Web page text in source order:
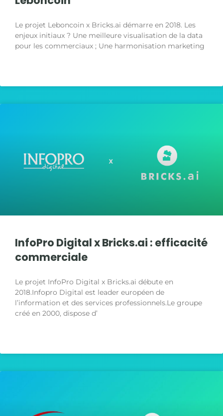
Le projet Leboncoin x Bricks.ai démarre en 2018. Les
enjeux initiaux ? Une meilleure visualisation de la data
pour les commerciaux ; Une harmonisation marketing
InfoPro Digital x Bricks.ai : efficacité
commerciale
Le projet InfoPro Digital x Bricks.ai débute en
2018.Infopro Digital est leader européen de
l’information et des services professionnels.Le groupe
créé en 2000, dispose d’